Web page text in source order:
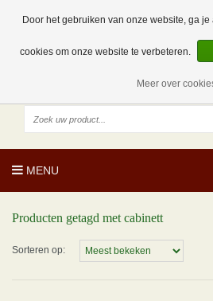
NL
EUR
MENU
Producten getagd met cabinett
Sorteren op:
Door het gebruiken van onze website, ga
cookies om onze website te verbeteren.
Meer over